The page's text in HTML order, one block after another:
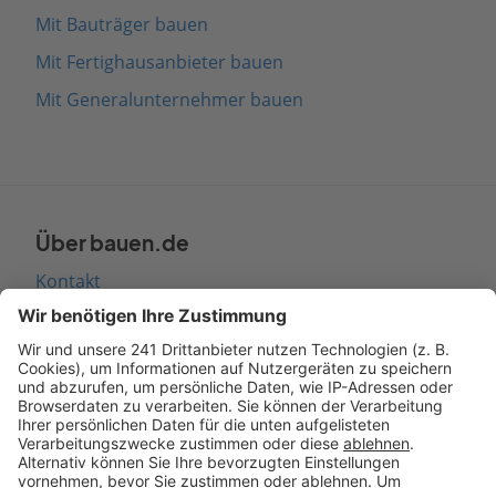
Mit Bauträger bauen
Mit Fertighausanbieter bauen
Mit Generalunternehmer bauen
Über bauen.de
Kontakt
Seitenaufbau
Barrierefreiheit
Cookie Einstellungen
Rechtliches